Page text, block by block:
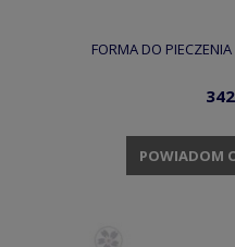
FORMA DO
POWIADOM